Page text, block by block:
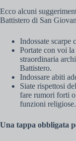
Ecco alcuni
Battistero di San
Indossate scarpe
Portate con voi
straordinaria
Battistero.
Indossare abiti
Siate rispettosi
fare rumori forti
funzioni religiose.
Una tappa obbligata